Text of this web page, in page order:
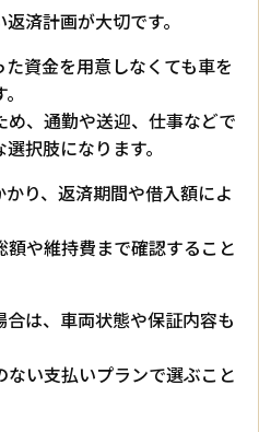
済計画が大切です。
資金を用意しなくても車を
、通勤や送迎、仕事などで
択肢になります。
り、返済期間や借入額によ
や維持費まで確認すること
は、車両状態や保証内容も
い支払いプランで選ぶこと